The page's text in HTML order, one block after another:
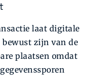
laat digitale
zijn van de
plaatsen omdat